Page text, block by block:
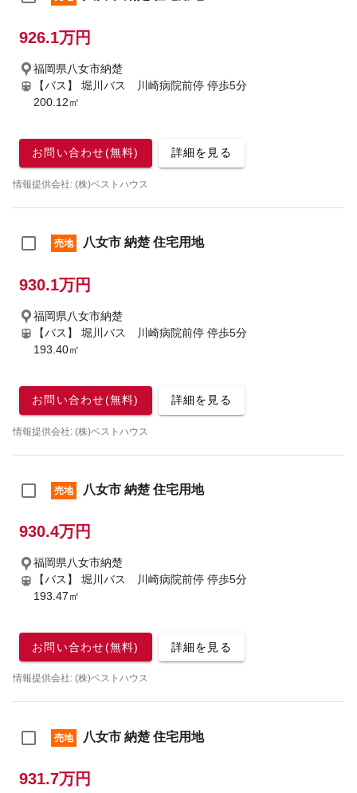
926.1万円
福岡県八女市納楚
【バス】 堀川バス 川崎病院前停 停歩5分
200.12㎡
お問い合わせ(無料) 詳細を見る
情報提供会社: (株)ベストハウス
売地 八女市 納楚 住宅用地
930.1万円
福岡県八女市納楚
【バス】 堀川バス 川崎病院前停 停歩5分
193.40㎡
お問い合わせ(無料) 詳細を見る
情報提供会社: (株)ベストハウス
売地 八女市 納楚 住宅用地
930.4万円
福岡県八女市納楚
【バス】 堀川バス 川崎病院前停 停歩5分
193.47㎡
お問い合わせ(無料) 詳細を見る
情報提供会社: (株)ベストハウス
売地 八女市 納楚 住宅用地
931.7万円